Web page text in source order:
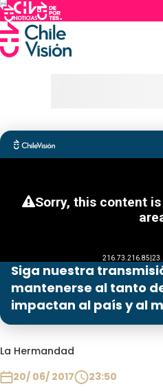
Siga nuestra
mantenerse al tanto
impactan al país y al
La Hermandad
20/ 06/ 2017
23:50
Programas
Club De La Comedia
Contigo en Directo
Plan Perfecto